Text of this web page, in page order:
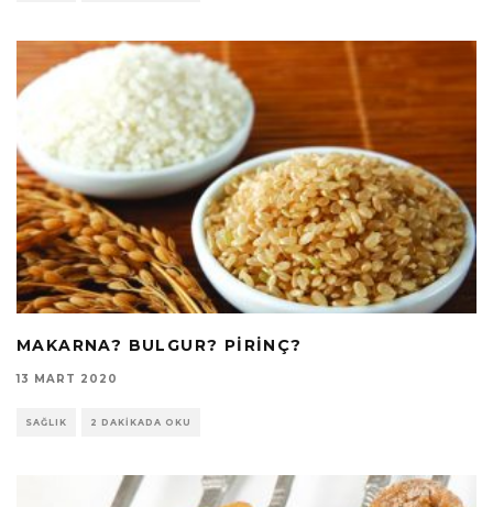
MAKARNA? BULGUR? PIRINÇ?
13 MART 2020
SAĞLIK 2 DAKIKADA OKU